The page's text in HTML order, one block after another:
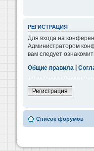
РЕГИСТРАЦИЯ
Для входа на
Администратором
вам следует
Общие правила
Регистрация
Список форумов